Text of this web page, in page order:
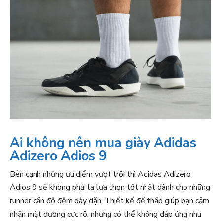
Ai không nên mua giày Adidas
Adizero Adios 9
Bên cạnh những ưu điểm vượt trội thì Adidas Adizero
Adios 9 sẽ không phải là lựa chọn tốt nhất dành cho những
runner cần độ đệm dày dặn. Thiết kế đế thấp giúp bạn cảm
nhận mặt đường cực rõ, nhưng có thể không đáp ứng nhu